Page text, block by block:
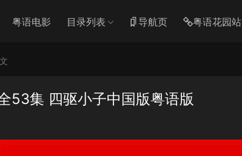
粤语电影 目录列表 导航页 粤语花园站
53集 四驱小子中国版粤语版